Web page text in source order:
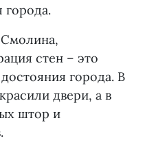
города.
стен – это
города. В
двери, а в
штор и